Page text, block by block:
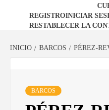
REGISTROINICIAR
RESTABLECER LA
INICIO BARCOS PÉREZ-
BARCOS